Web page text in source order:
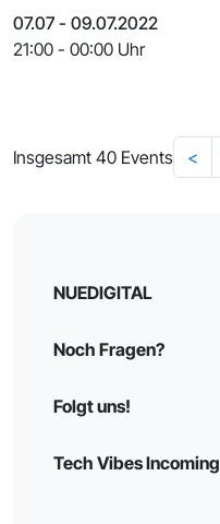
07.07 - 09.07.2022
21:00 - 00:00 Uhr
Insgesamt 40 Events <
NUEDIGITAL
Noch Fragen?
Folgt uns!
Tech Vibes Incoming